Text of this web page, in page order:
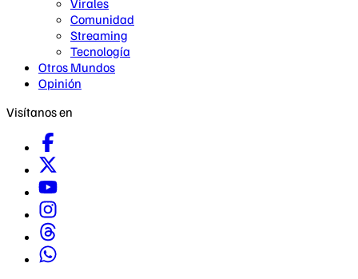
Virales
Comunidad
Streaming
Tecnología
Otros Mundos
Opinión
Visítanos en